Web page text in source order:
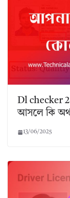
Dl checker
আসলে কি
13/06/2025